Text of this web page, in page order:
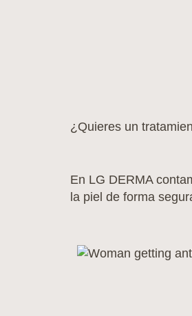
¿Quieres un
En LG DERMA
la piel de forma